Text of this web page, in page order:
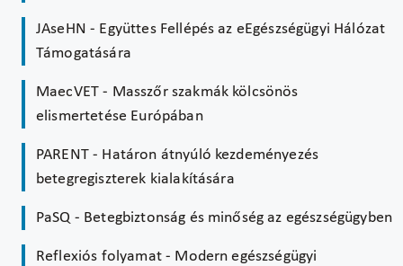
JAseHN - Együttes Fellépés az eEgészségügyi Hálózat
Támogatására
MaecVET - Masszőr szakmák kölcsönös
elismertetése Európában
PARENT - Határon átnyúló kezdeményezés
betegregiszterek kialakítására
PaSQ - Betegbiztonság és minőség az egészségügyben
Reflexiós folyamat - Modern egészségügyi